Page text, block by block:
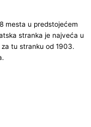
mesta u predstojećem
stranka je najveća u
tu stranku od 1903.